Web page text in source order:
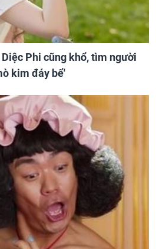
Phi cũng khổ, tìm người
kim đáy bể'